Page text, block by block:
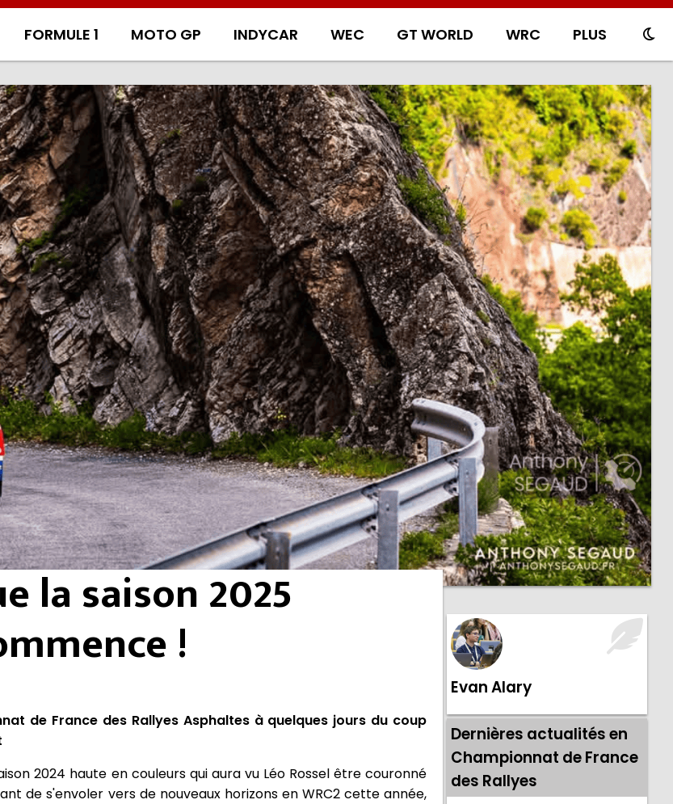
FORMULE 1 MOTO GP INDYCAR WEC GT WORLD WRC PLUS
la saison 2025
!
de France des Rallyes Asphaltes à quelques jours du coup
2024 haute en couleurs qui aura vu Léo Rossel être couronné
de s'envoler vers de nouveaux horizons en WRC2 cette année,
Evan Alary
Dernières actualités en
Championnat de France
des Rallyes